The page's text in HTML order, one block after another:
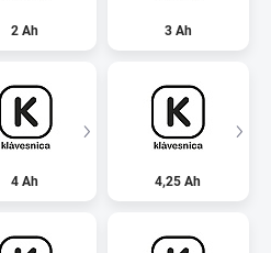
2 Ah 3 Ah
4 Ah 4,25 Ah